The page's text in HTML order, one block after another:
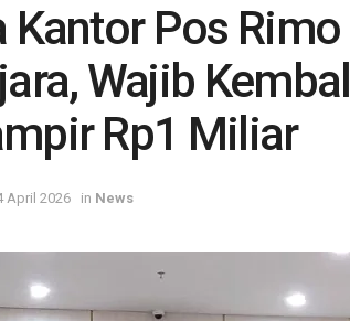
Kantor Pos
Wajib
Rp1 Miliar
April 2026 in News